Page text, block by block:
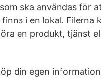
ska användas för
finns i en lokal.
en produkt, tjänst
din egen